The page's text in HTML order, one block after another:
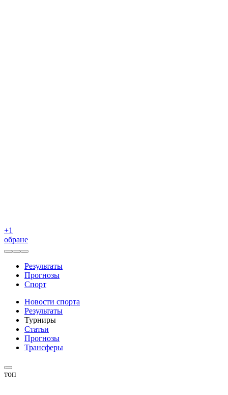
+1
обране
Результаты
Прогнозы
Спорт
Новости спорта
Результаты
Турниры
Статьи
Прогнозы
Трансферы
топ